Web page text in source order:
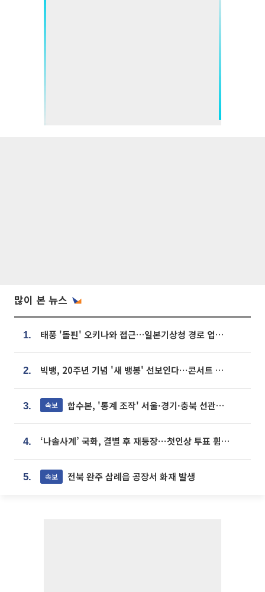
많이 본 뉴스
1. 태풍 '돌핀' 오키나와 접근…일본기상청 경로 업데이트
2. 빅뱅, 20주년 기념 '새 뱅봉' 선보인다⋯콘서트 앞두고 팝업 개최
3. 속보 합수본, '통계 조작' 서울·경기·충북 선관위 등 추가 압수수색
4. ‘나솔사계’ 국화, 결별 후 재등장⋯첫인상 투표 휩쓸고 ‘인기녀’ 등극
5. 속보 전북 완주 삼례읍 공장서 화재 발생